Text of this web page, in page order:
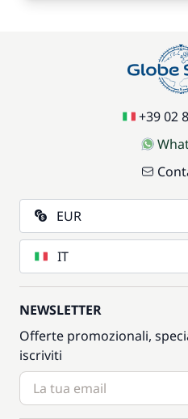
+39 02
EUR
IT
NEWSLETTER
Offerte promozionali,
iscriviti